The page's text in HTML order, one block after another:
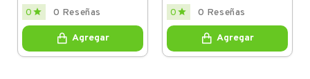
Regular
price
Price
0  0 Reseñas
Agregar
Regular
price
Price
0  0 Reseñas
Agregar